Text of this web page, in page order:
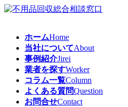
コ
ナ
ホームHome
当社についてAbout
事例紹介Jirei
業者を探すWorker
コラム一覧Column
よくある質問Question
お問合せContact